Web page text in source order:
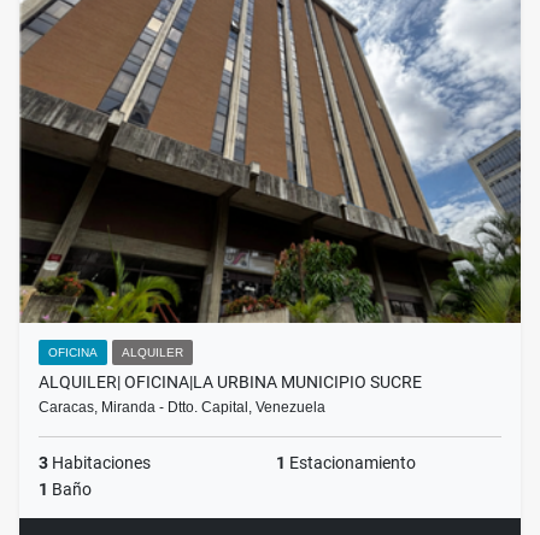
OFICINA ALQUILER
ALQUILER| OFICINA|LA URBINA MUNICIPIO SUCRE
Caracas, Miranda - Dtto. Capital, Venezuela
3 Habitaciones 1 Estacionamiento
1 Baño